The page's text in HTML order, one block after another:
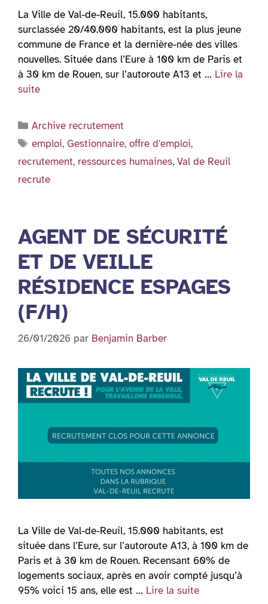
La Ville de Val-de-Reuil, 15.000 habitants,
surclassée 20/40.000 habitants, est la plus jeune
commune de France et la dernière-née des villes
nouvelles. Située dans l’Eure à 100 km de Paris et
à 30 km de Rouen, sur l’autoroute A13 et … Lire la
suite
Catégories
Archive recrutement
Étiquettes
emploi, Gestionnaire,offre d'emploi,
recrutement, ressources humaines, Val de Reuil
recrute
AGENT DE SÉCURITÉ
ET DE VEILLE
RÉSIDENCE ESPAGES
(F/H)
26/01/2026 par Benjamin Barber
La Ville de Val-de-Reuil, 15.000 habitants, est
située dans l’Eure, sur l’autoroute A13, à 100 km de
Paris et à 30 km de Rouen. Recensant 60% de
logements sociaux, après en avoir compté jusqu’à
95% voici 15 ans, elle est … Lire la suite